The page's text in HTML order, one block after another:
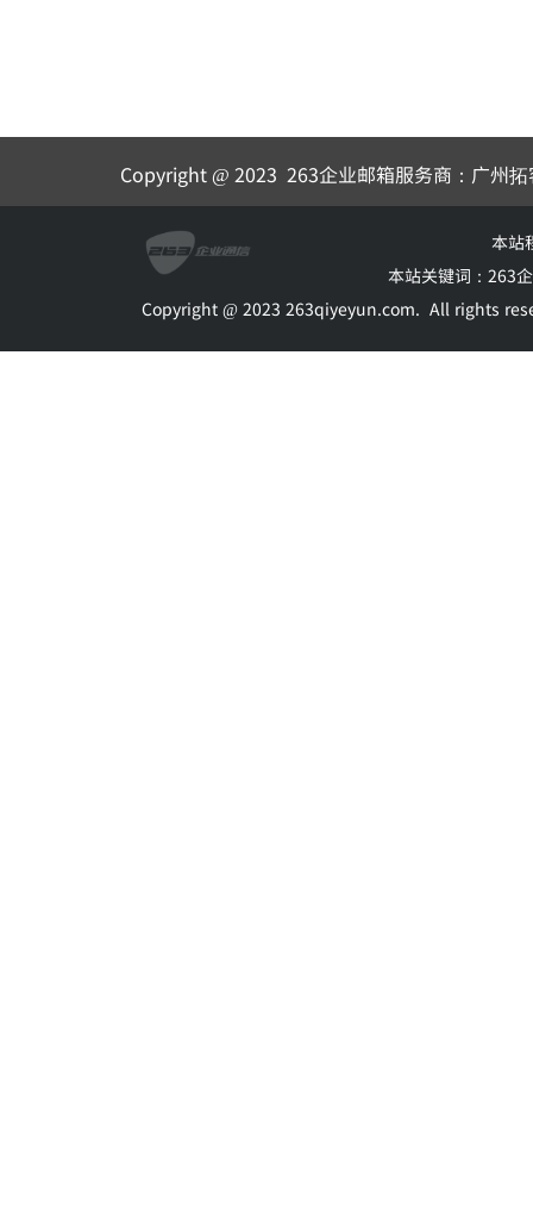
Copyright @ 2023 263企业邮箱服务商：广州
本站
本站关键词： 263
Copyright @ 2023 263qiyeyun.com. All rights